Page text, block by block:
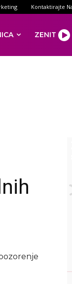
Kontaktirajte
ZENIT